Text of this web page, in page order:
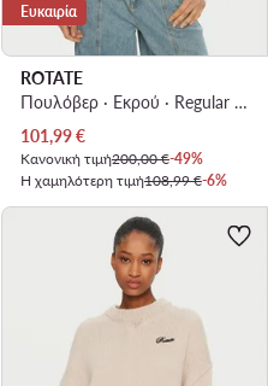
Ευκαιρία
ROTATE
Πουλόβερ · Εκρού · Regular Fit
Τρέχουσα τιμή
101,99€
Κανονική τιμή200,00 €-49%
Η χαμηλότερη τιμή108,99 €-6%